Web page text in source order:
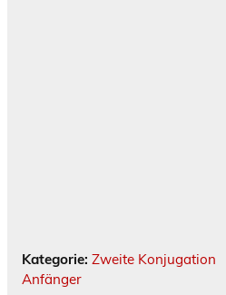
Kategorie: Zweite Konjugation
Anfänger